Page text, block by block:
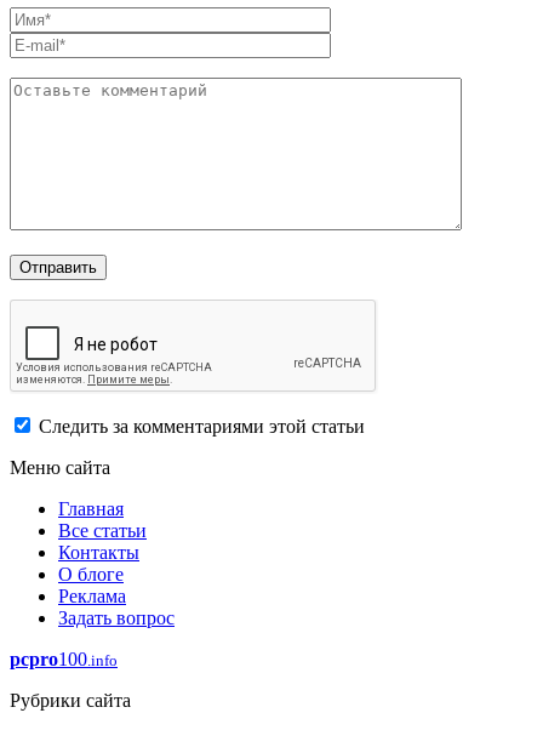
Следить за комментариями этой статьи
Меню сайта
Главная
Все статьи
Контакты
О блоге
Реклама
Задать вопрос
pcpro100.info
Рубрики сайта